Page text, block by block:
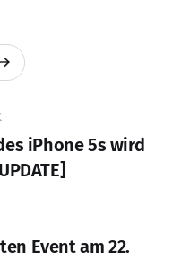
iPhone 5s wird
Event am 22.